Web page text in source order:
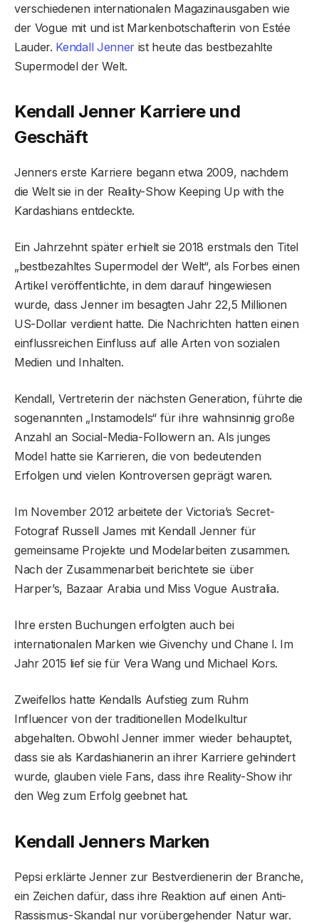
verschiedenen internationalen Magazinausgaben wie
der Vogue mit und ist Markenbotschafterin von Estée
Lauder. Kendall Jennerist heute das bestbezahlte
Supermodel der Welt.
Kendall Jenner Karriere und
Geschäft
Jenners erste Karriere begann etwa 2009, nachdem
die Welt sie in der Reality-Show Keeping Up with the
Kardashians entdeckte.
Ein Jahrzehnt später erhielt sie 2018 erstmals den Titel
„bestbezahltes Supermodel der Welt“, als Forbes einen
Artikel veröffentlichte, in dem darauf hingewiesen
wurde, dass Jenner im besagten Jahr 22,5 Millionen
US-Dollar verdient hatte. Die Nachrichten hatten einen
einflussreichen Einfluss auf alle Arten von sozialen
Medien und Inhalten.
Kendall, Vertreterin der nächsten Generation, führte die
sogenannten „Instamodels“ für ihre wahnsinnig große
Anzahl an Social-Media-Followern an. Als junges
Model hatte sie Karrieren, die von bedeutenden
Erfolgen und vielen Kontroversen geprägt waren.
Im November 2012 arbeitete der Victoria’s Secret-
Fotograf Russell James mit Kendall Jenner für
gemeinsame Projekte und Modelarbeiten zusammen.
Nach der Zusammenarbeit berichtete sie über
Harper’s, Bazaar Arabia und Miss Vogue Australia.
Ihre ersten Buchungen erfolgten auch bei
internationalen Marken wie Givenchy und Chane l. Im
Jahr 2015 lief sie für Vera Wang und Michael Kors.
Zweifellos hatte Kendalls Aufstieg zum Ruhm
Influencer von der traditionellen Modelkultur
abgehalten. Obwohl Jenner immer wieder behauptet,
dass sie als Kardashianerin an ihrer Karriere gehindert
wurde, glauben viele Fans, dass ihre Reality-Show ihr
den Weg zum Erfolg geebnet hat.
Kendall Jenners Marken
Pepsi erklärte Jenner zur Bestverdienerin der Branche,
ein Zeichen dafür, dass ihre Reaktion auf einen Anti-
Rassismus-Skandal nur vorübergehender Natur war.